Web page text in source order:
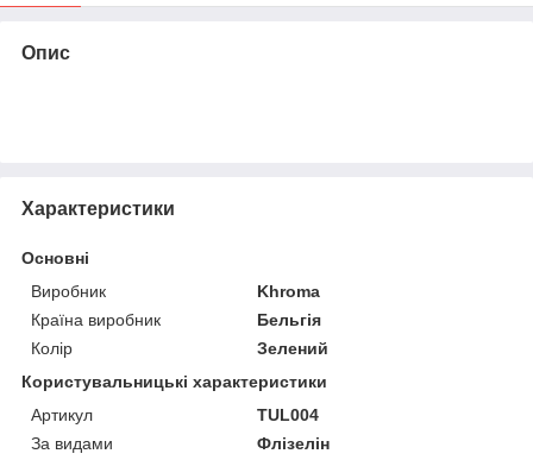
Опис
Характеристики
Основні
Виробник
Khroma
Країна виробник
Бельгія
Колір
Зелений
Користувальницькі характеристики
Артикул
TUL004
За видами
Флізелін